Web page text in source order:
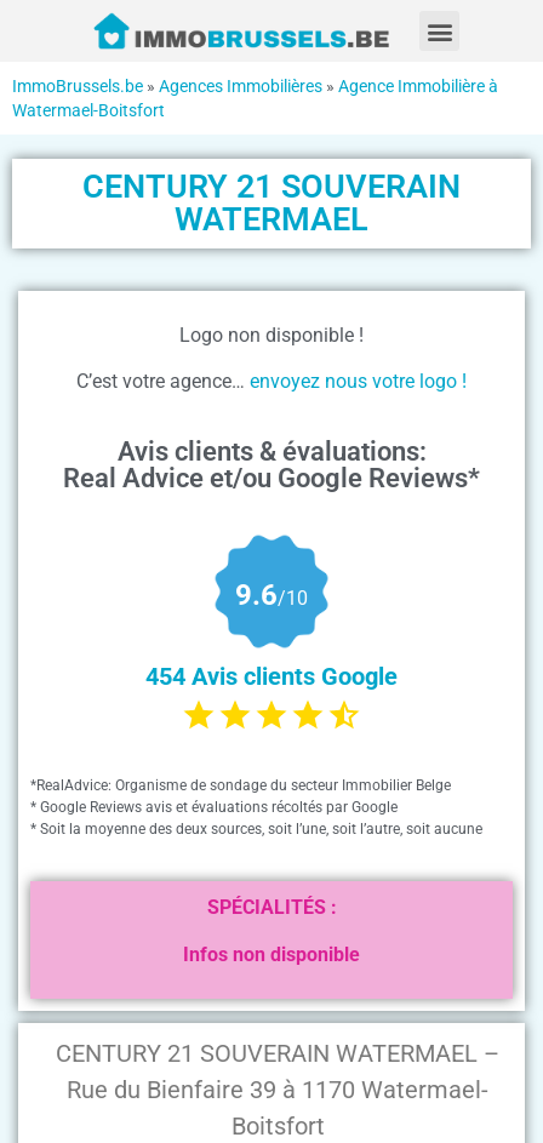
ImmoBrussels.be » Agences Immobilières » Agence Immobilière à
Watermael-Boitsfort
CENTURY 21 SOUVERAIN
WATERMAEL
CENTURY 21 SOUVERAIN WATERMAEL –
Rue du Bienfaire 39 à 1170 Watermael-
Boitsfort
Logo non disponible !
C’est votre agence… envoyez nous votre logo !
Avis clients & évaluations:
Real Advice et/ou Google Reviews*
9.6/10
454 Avis clients Google
*RealAdvice: Organisme de sondage du secteur Immobilier Belge
* Google Reviews avis et évaluations récoltés par Google
* Soit la moyenne des deux sources, soit l’une, soit l’autre, soit aucune
SPÉCIALITÉS :
Infos non disponible